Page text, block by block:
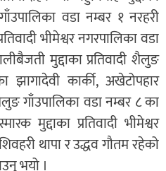
वडा नम्बर १ नरहरी
भीमेश्वर नगरपालिका वडा
मुद्दाका प्रतिवादी शैलुङ
झागादेवी कार्की, अखेटोपहार
गाँउपालिका वडा नम्बर ८ का
मुद्दाका प्रतिवादी भीमेश्वर
थापा र उद्धव गौतम रहेको
भयो ।